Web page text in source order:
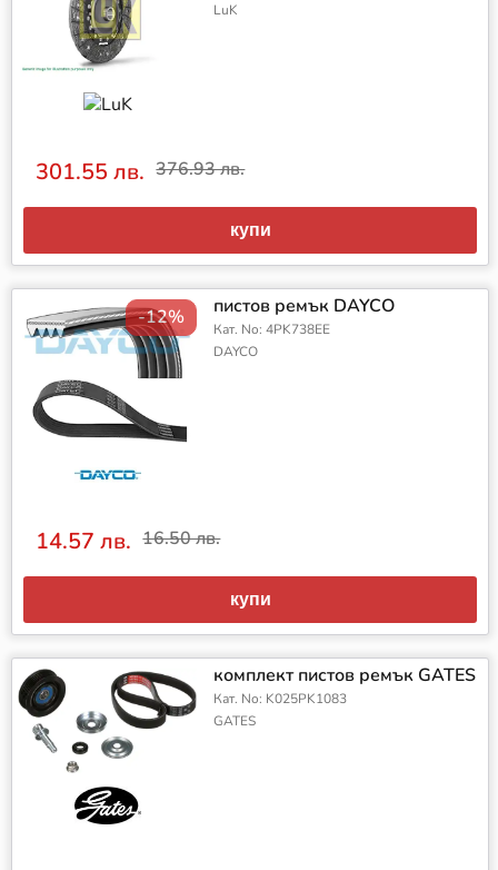
LuK
301.55 лв. 376.93 лв.
купи
-12% пистов ремък DAYCO
Кат. No: 4PK738EE
DAYCO
14.57 лв. 16.50 лв.
купи
комплект пистов ремък GATES
Кат. No: K025PK1083
GATES